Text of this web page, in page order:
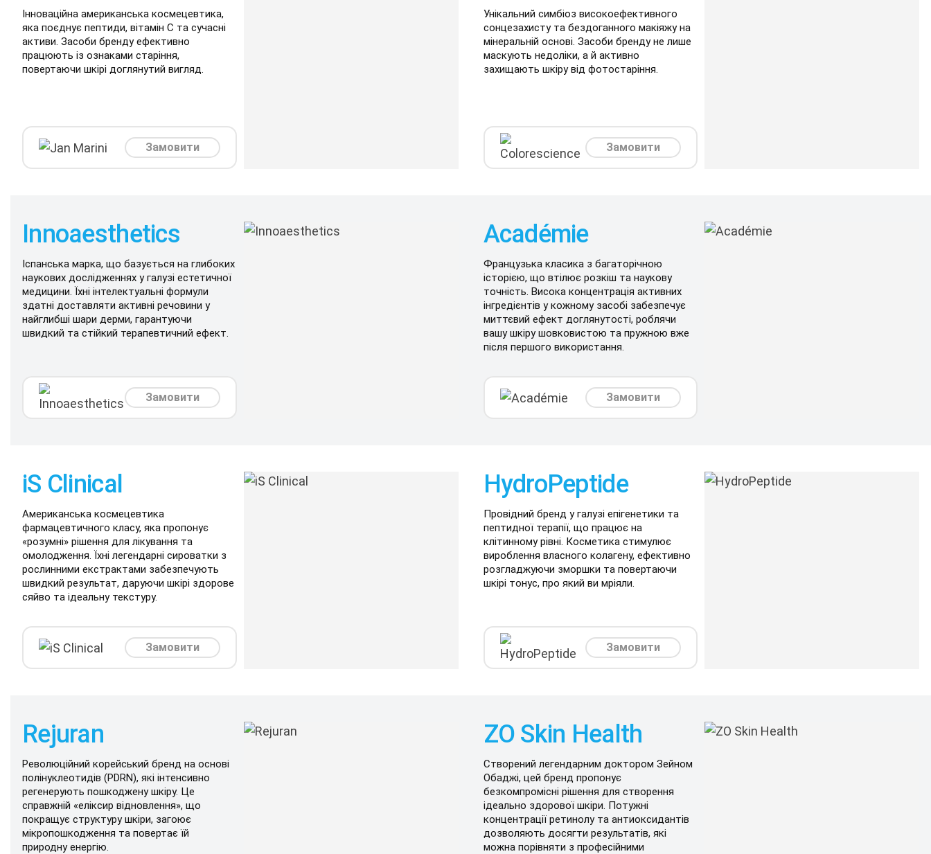
Інноваційна американська космецевтика,
яка поєднує пептиди, вітамін C та сучасні
активи. Засоби бренду ефективно
працюють із ознаками старіння,
повертаючи шкірі доглянутий вигляд.
Замовити
Унікальний симбіоз високоефективного
сонцезахисту та бездоганного макіяжу на
мінеральній основі. Засоби бренду не лише
маскують недоліки, а й активно
захищають шкіру від фотостаріння.
Замовити
Innoaesthetics
Іспанська марка, що базується на глибоких
наукових дослідженнях у галузі естетичної
медицини. Їхні інтелектуальні формули
здатні доставляти активні речовини у
найглибші шари дерми, гарантуючи
швидкий та стійкий терапевтичний ефект.
Замовити
Académie
Французька класика з багаторічною
історією, що втілює розкіш та наукову
точність. Висока концентрація активних
інгредієнтів у кожному засобі забезпечує
миттєвий ефект доглянутості, роблячи
вашу шкіру шовковистою та пружною вже
після першого використання.
Замовити
iS Clinical
Американська космецевтика
фармацевтичного класу, яка пропонує
«розумні» рішення для лікування та
омолодження. Їхні легендарні сироватки з
рослинними екстрактами забезпечують
швидкий результат, даруючи шкірі здорове
сяйво та ідеальну текстуру.
Замовити
HydroPeptide
Провідний бренд у галузі епігенетики та
пептидної терапії, що працює на
клітинному рівні. Косметика стимулює
вироблення власного колагену, ефективно
розгладжуючи зморшки та повертаючи
шкірі тонус, про який ви мріяли.
Замовити
Rejuran
Революційний корейський бренд на основі
полінуклеотидів (PDRN), які інтенсивно
регенерують пошкоджену шкіру. Це
справжній «еліксир відновлення», що
покращує структуру шкіри, загоює
мікропошкодження та повертає їй
природну енергію.
ZO Skin Health
Створений легендарним доктором Зейном
Обаджі, цей бренд пропонує
безкомпромісні рішення для створення
ідеально здорової шкіри. Потужні
концентрації ретинолу та антиоксидантів
дозволяють досягти результатів, які
можна порівняти з професійними